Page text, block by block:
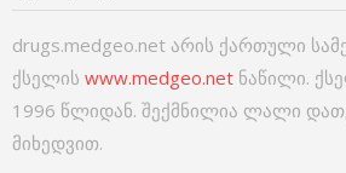
drugs.medgeo.net არის ქართული
ქსელის www.medgeo.net ნაწილი.
1996 წლიდან. შექმნილია ლალი
მიხედვით.